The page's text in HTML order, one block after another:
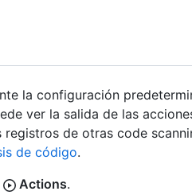
la configuración
ver la salida de las
de otras code
de código.
Actions.